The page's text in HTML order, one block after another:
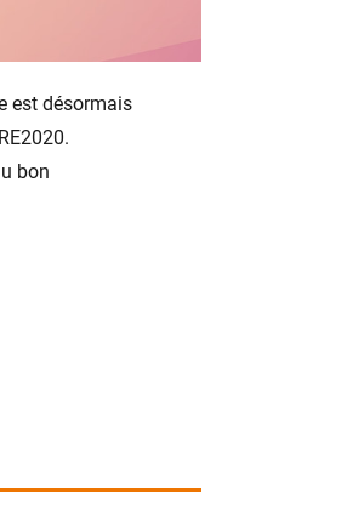
est désormais
bon